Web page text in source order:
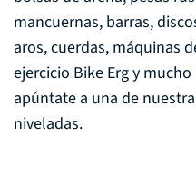
mancuernas, barras,
aros, cuerdas, máquinas
ejercicio Bike Erg y
apúntate a una de
niveladas.